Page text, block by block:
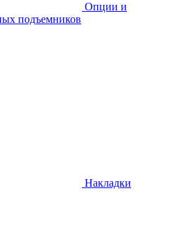
Опции и
подъемников
Накладки